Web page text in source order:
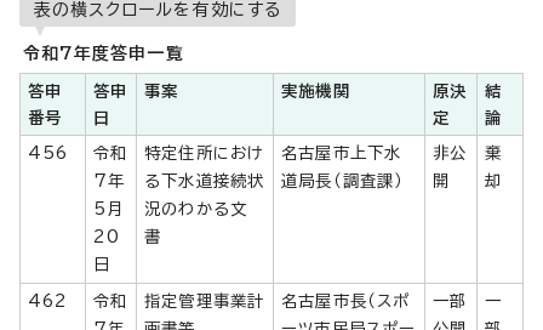
表の横スクロールを有効にする
令和7年度答申一覧
答申
番号
答申
日
事案 実施機関
原決
定
結
論
456
令和
7年
5月
20
日
特定住所におけ
る下水道接続状
況のわかる文
書
名古屋市上下水
道局長（調査課）
非公
開
棄
却
462
令和
指定管理事業計
名古屋市長（スポ
一部
一